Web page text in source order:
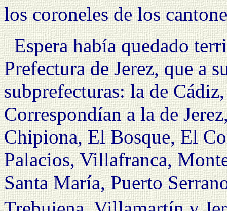
los coroneles de los
Espera había quedado
Prefecturade Jerez, que a
subprefecturas: la de
Correspondían a la de
Chipiona, El Bosque, El
Palacios, Villafranca,
Santa María, Puerto